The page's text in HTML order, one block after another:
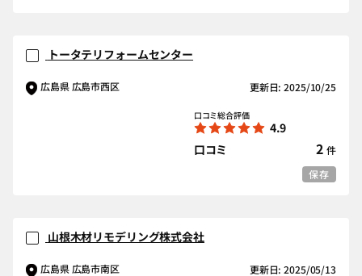
トータテリフォームセンター
広島県 広島市西区 更新日: 2025/10/25
口コミ総合評価
4.9
口コミ
2 件
保存
山根木材リモデリング株式会社
広島県 広島市南区 更新日: 2025/05/13